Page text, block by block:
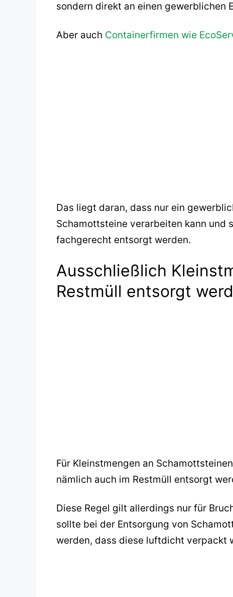
sondern direkt an einen gewerblichen
Aber auch Containerfirmen wie
Das liegt daran, dass nur ein
Schamottsteine verarbeiten kann und
fachgerecht entsorgt werden.
Ausschließlich
Restmüll entsorgt
Für Kleinstmengen an
nämlich auch im Restmüll entsorgt
Diese Regel gilt allerdings nur für
sollte bei der Entsorgung von
werden, dass diese luftdicht verpackt